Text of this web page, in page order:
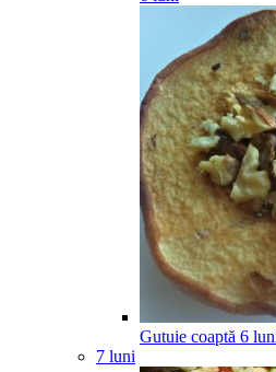
Gutuie coaptă 6
7 luni